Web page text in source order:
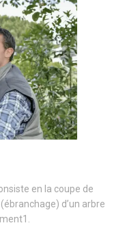
en la coupe de
d’un arbre